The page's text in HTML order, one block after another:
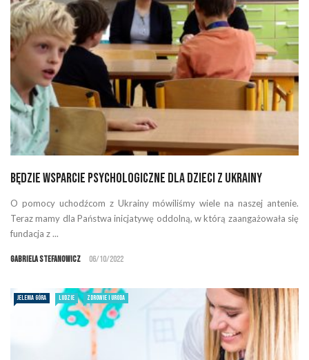
Będzie wsparcie psychologiczne dla dzieci z Ukrainy
O pomocy uchodźcom z Ukrainy mówiliśmy wiele na naszej antenie.
Teraz mamy dla Państwa inicjatywę oddolną, w którą zaangażowała się
fundacja z ...
Gabriela Stefanowicz 06/10/2022
JELENIA GÓRA LUDZIE ZDROWIE I URODA